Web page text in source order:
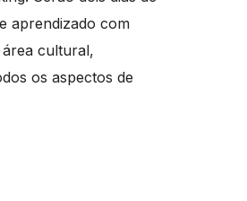
aprendizado com
cultural,
os aspectos de